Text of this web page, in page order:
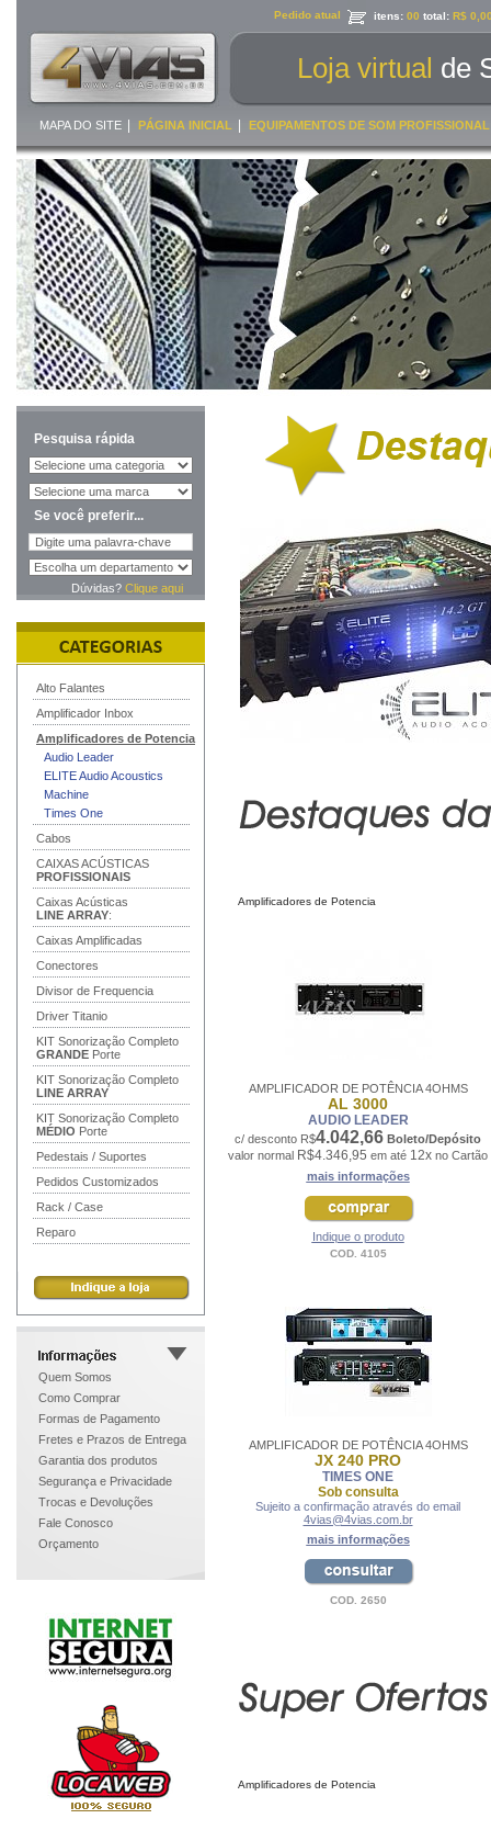
Pedido atual itens: 00 total: R$
Loja virtual de
MAPA DO SITE| PÁGINA INICIAL | EQUIPAMENTOS DE SOM PROFISSIONAL
Pesquisa rápida
Se você preferir...
Dúvidas? Clique aqui
Alto Falantes
Amplificador Inbox
Amplificadores de Potencia
Audio Leader
ELITE Audio Acoustics
Machine
Times One
Cabos
CAIXAS ACÚSTICAS
PROFISSIONAIS
Caixas Acústicas
LINE ARRAY:
Caixas Amplificadas
Conectores
Divisor de Frequencia
Driver Titanio
KIT Sonorização Completo
GRANDE Porte
KIT Sonorização Completo
LINE ARRAY
KIT Sonorização Completo
MÉDIO Porte
Pedestais / Suportes
Pedidos Customizados
Rack / Case
Reparo
Quem Somos
Como Comprar
Formas de Pagamento
Fretes e Prazos de Entrega
Garantia dos produtos
Segurança e Privacidade
Trocas e Devoluções
Fale Conosco
Orçamento
Amplificadores de Potencia
AMPLIFICADOR DE POTÊNCIA 4OHMS
AL 3000
AUDIO LEADER
c/ desconto R$4.042,66 Boleto/Depósito
valor normal R$4.346,95 em até 12x no Cartão
mais informações
Indique o produto
COD. 4105
AMPLIFICADOR DE POTÊNCIA 4OHMS
JX 240 PRO
TIMES ONE
Sob consulta
Sujeito a confirmação através do email
4vias@4vias.com.br
mais informações
COD. 2650
Amplificadores de Potencia